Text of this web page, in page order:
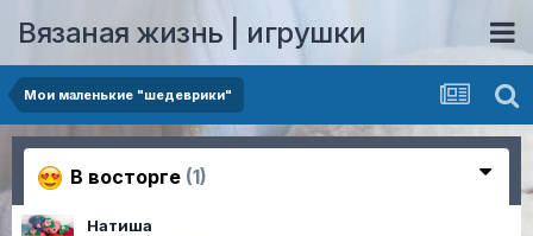
Вязаная жизнь | игрушки
Мои маленькие "шедеврики"
В восторге (1)
Натиша